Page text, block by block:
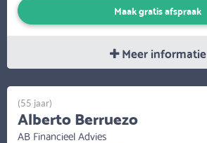
Maak gratis afspraak
Meer informatie
(55 jaar)
Alberto Berruezo
AB Financieel Advies